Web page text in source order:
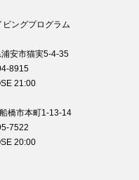
ビングプログラム
安市猫実5-4-35
8915
21:00
橋市本町1-13-14
7522
20:00